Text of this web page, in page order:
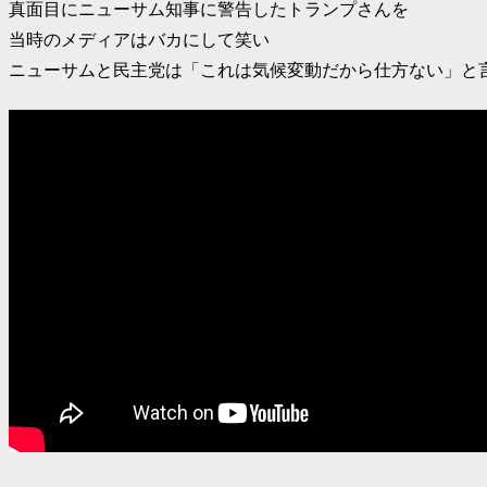
真面目にニューサム知事に警告したトランプさんを
当時のメディアはバカにして笑い
ニューサムと民主党は「これは気候変動だから仕方ない」と